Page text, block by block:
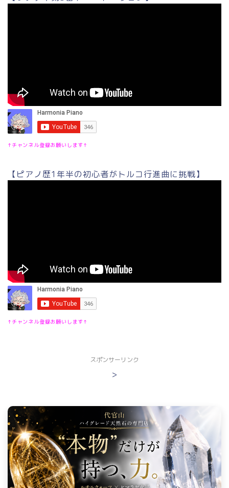
↑チャンネル登録お願いします↑
【ピアノ歴1年半の初心者がトルコ行進曲に挑戦】
↑チャンネル登録お願いします↑
スポンサーリンク
>